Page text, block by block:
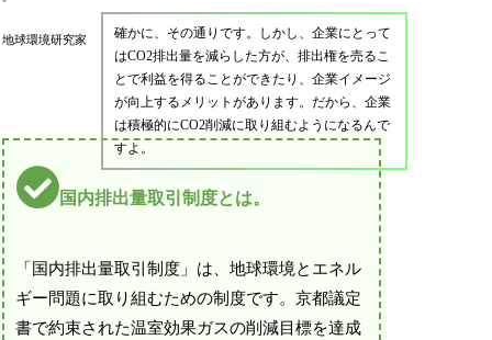
地球環境研究家
確かに、その通りです。しかし、企業にとって
はCO2排出量を減らした方が、排出権を売るこ
とで利益を得ることができたり、企業イメージ
が向上するメリットがあります。だから、企業
は積極的にCO2削減に取り組むようになるんで
すよ。
国内排出量取引制度とは。
「国内排出量取引制度」は、地球環境とエネル
ギー問題に取り組むための制度です。京都議定
書で約束された温室効果ガスの削減目標を達成